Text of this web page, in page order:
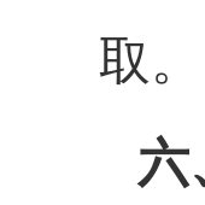
取。
六